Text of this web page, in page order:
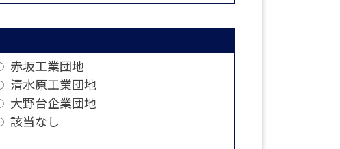
赤坂工業団地
清水原工業団地
大野台企業団地
該当なし